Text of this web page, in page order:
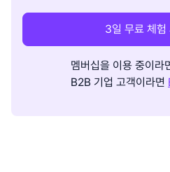
3일 무료 체험
멤버십을 이용 중이라
B2B 기업 고객이라면